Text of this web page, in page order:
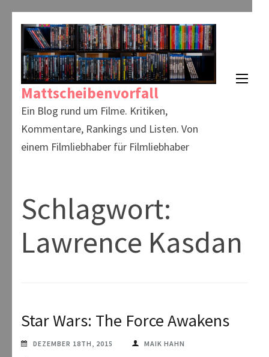
springen
(Enter
drücken)
Mattscheibenvorfall
Ein Blog rund um Filme. Kritiken,
Kommentare, Rankings und Listen. Von
einem Filmliebhaber für Filmliebhaber
Schlagwort:
Lawrence Kasdan
Star Wars: The Force Awakens
DEZEMBER 18TH, 2015 MAIK HAHN